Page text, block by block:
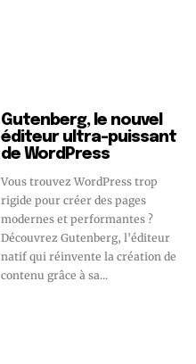
Gutenberg, le nouvel
éditeur ultra-puissant
de WordPress
Vous trouvez WordPress trop
rigide pour créer des pages
modernes et performantes ?
Découvrez Gutenberg, l'éditeur
natif qui réinvente la création de
contenu grâce à sa...